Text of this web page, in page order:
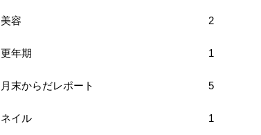
美容 2
更年期 1
月末からだレポート 5
ネイル 1